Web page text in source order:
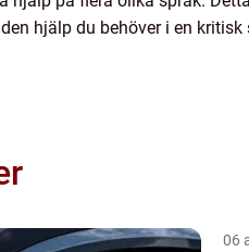
hjälp du behöver i en kritisk
06